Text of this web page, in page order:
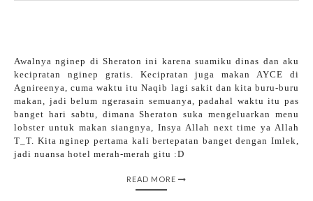
Awalnya nginep di Sheraton ini karena suamiku dinas dan aku
kecipratan nginep gratis. Kecipratan juga makan AYCE di
Agnireenya, cuma waktu itu Naqib lagi sakit dan kita buru-buru
makan, jadi belum ngerasain semuanya, padahal waktu itu pas
banget hari sabtu, dimana Sheraton suka mengeluarkan menu
lobster untuk makan siangnya, Insya Allah next time ya Allah
T_T. Kita nginep pertama kali bertepatan banget dengan Imlek,
jadi nuansa hotel merah-merah gitu :D
READ MORE